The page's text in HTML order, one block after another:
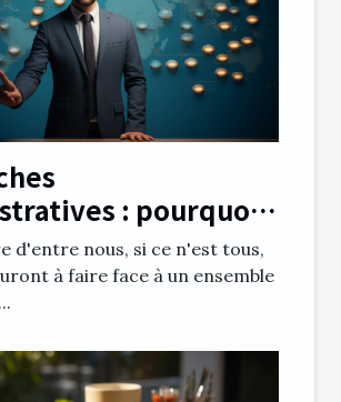
: pourquoi
annuaire en ligne
d'entre nous, si ce n'est tous,
à faire face à un ensemble